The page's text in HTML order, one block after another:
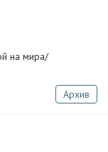
на мира/
Архив